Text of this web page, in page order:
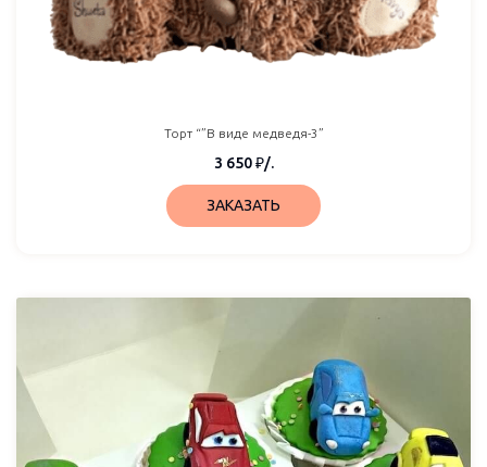
Торт “”В виде медведя-3”
3 650₽/.
ЗАКАЗАТЬ